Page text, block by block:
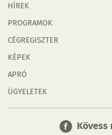
HÍREK
PROGRAMOK
CÉGREGISZTER
KÉPEK
APRÓ
ÜGYELETEK